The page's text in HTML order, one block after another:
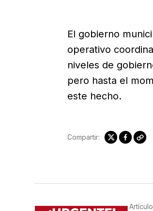
El gobierno
operativo
niveles de
pero hasta el
este hecho.
Compartir: